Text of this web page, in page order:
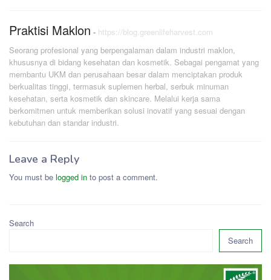
Praktisi Maklon - https://blog.greenlifeharvest.com
Seorang profesional yang berpengalaman dalam industri maklon,
khususnya di bidang kesehatan dan kosmetik. Sebagai pengamat yang
membantu UKM dan perusahaan besar dalam menciptakan produk
berkualitas tinggi, termasuk suplemen herbal, serbuk minuman
kesehatan, serta kosmetik dan skincare. Melalui kerja sama
berkomitmen untuk memberikan solusi inovatif yang sesuai dengan
kebutuhan dan standar industri.
Leave a Reply
You must be logged in to post a comment.
Search
Search